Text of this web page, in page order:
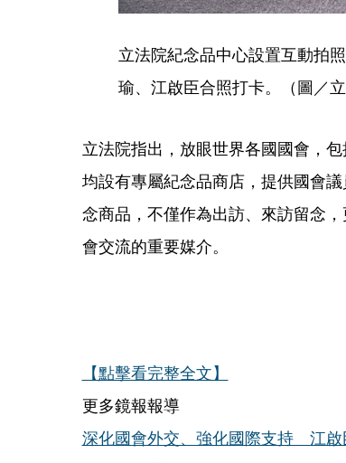
立法院紀念品中心設置互動拍
瑜、江啟臣合照打卡。（圖／立
立法院指出，放眼世界各國國會，
均設有專屬紀念品商店，提供國會
念商品，不僅作為出訪、來訪留念
會交流的重要媒介。
【點擊看完整全文】
更多鏡報報導
深化國會外交、強化國際支持 江啟